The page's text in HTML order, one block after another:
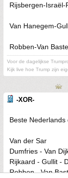
Rijsbergen-Israël-
Van Hanegem-
Robben-Van
Voor de dagelijkse
Kijk live hoe Trump zijn
-XOR-
Beste
Van der Sar
Dumfries - Van
Rijkaard - Gullit -
Robben - Van